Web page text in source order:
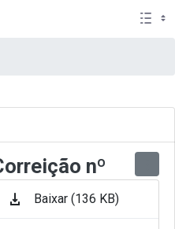
nº
por Artur
Baixar (136 KB)